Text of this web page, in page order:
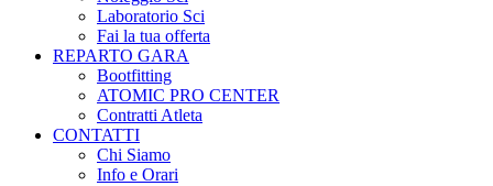
Laboratorio Sci
Fai la tua offerta
REPARTO GARA
Bootfitting
ATOMIC PRO CENTER
Contratti Atleta
CONTATTI
Chi Siamo
Info e Orari